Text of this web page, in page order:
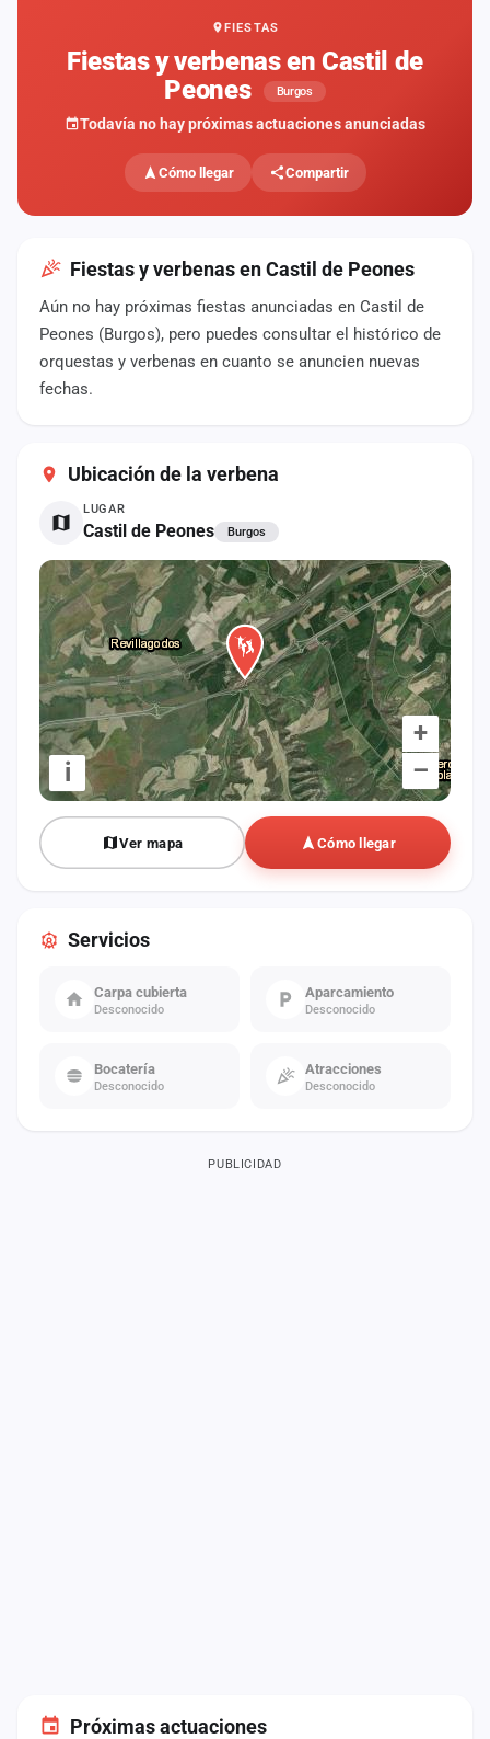
FIESTAS
Fiestas y verbenas en Castil de
Peones
Burgos
Todavía no hay próximas actuaciones anunciadas
Cómo llegar Compartir
Fiestas y verbenas en Castil de Peones
Aún no hay próximas fiestas anunciadas en Castil de
Peones (Burgos), pero puedes consultar el histórico de
orquestas y verbenas en cuanto se anuncien nuevas
fechas.
Próximas actuaciones
Ubicación de la verbena
LUGAR
Castil de Peones Burgos
+
–
i
Ver mapa Cómo llegar
Servicios
Carpa cubierta
Desconocido
Aparcamiento
Desconocido
Bocatería
Desconocido
Atracciones
Desconocido
PUBLICIDAD
fiestas
Componentes
Agencias
Rankings
Vídeos
Anuncios
Contacto